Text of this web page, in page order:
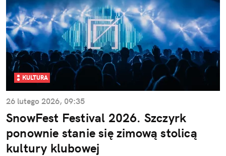
KULTURA
26 lutego 2026, 09:35
SnowFest Festival 2026. Szczyrk
ponownie stanie się zimową stolicą
kultury klubowej